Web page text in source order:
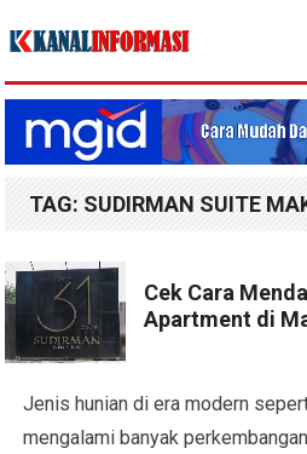
Blog Kanal Info
TAG: SUDIRMAN SUITE
Cek Cara
Apartment di
Jenis hunian di era modern
mengalami banyak